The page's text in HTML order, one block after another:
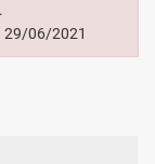
29/06/2021